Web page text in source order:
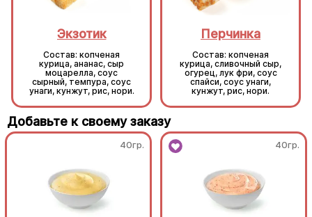
Экзотик
Состав: копченая
курица, ананас, сыр
моцарелла, соус
сырный, темпура, соус
унаги, кунжут, рис, нори.
Перчинка
Состав: копченая
курица, сливочный сыр,
огурец, лук фри, соус
спайси, соус унаги,
кунжут, рис, нори.
Добавьте к своему заказу
40гр. 40гр.